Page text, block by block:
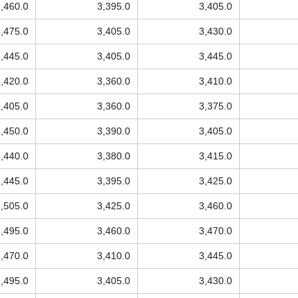
3,395.0 3,405.0
3,405.0 3,430.0
3,405.0 3,445.0
3,360.0 3,410.0
3,360.0 3,375.0
3,390.0 3,405.0
3,380.0 3,415.0
3,395.0 3,425.0
3,425.0 3,460.0
3,460.0 3,470.0
3,410.0 3,445.0
3,405.0 3,430.0